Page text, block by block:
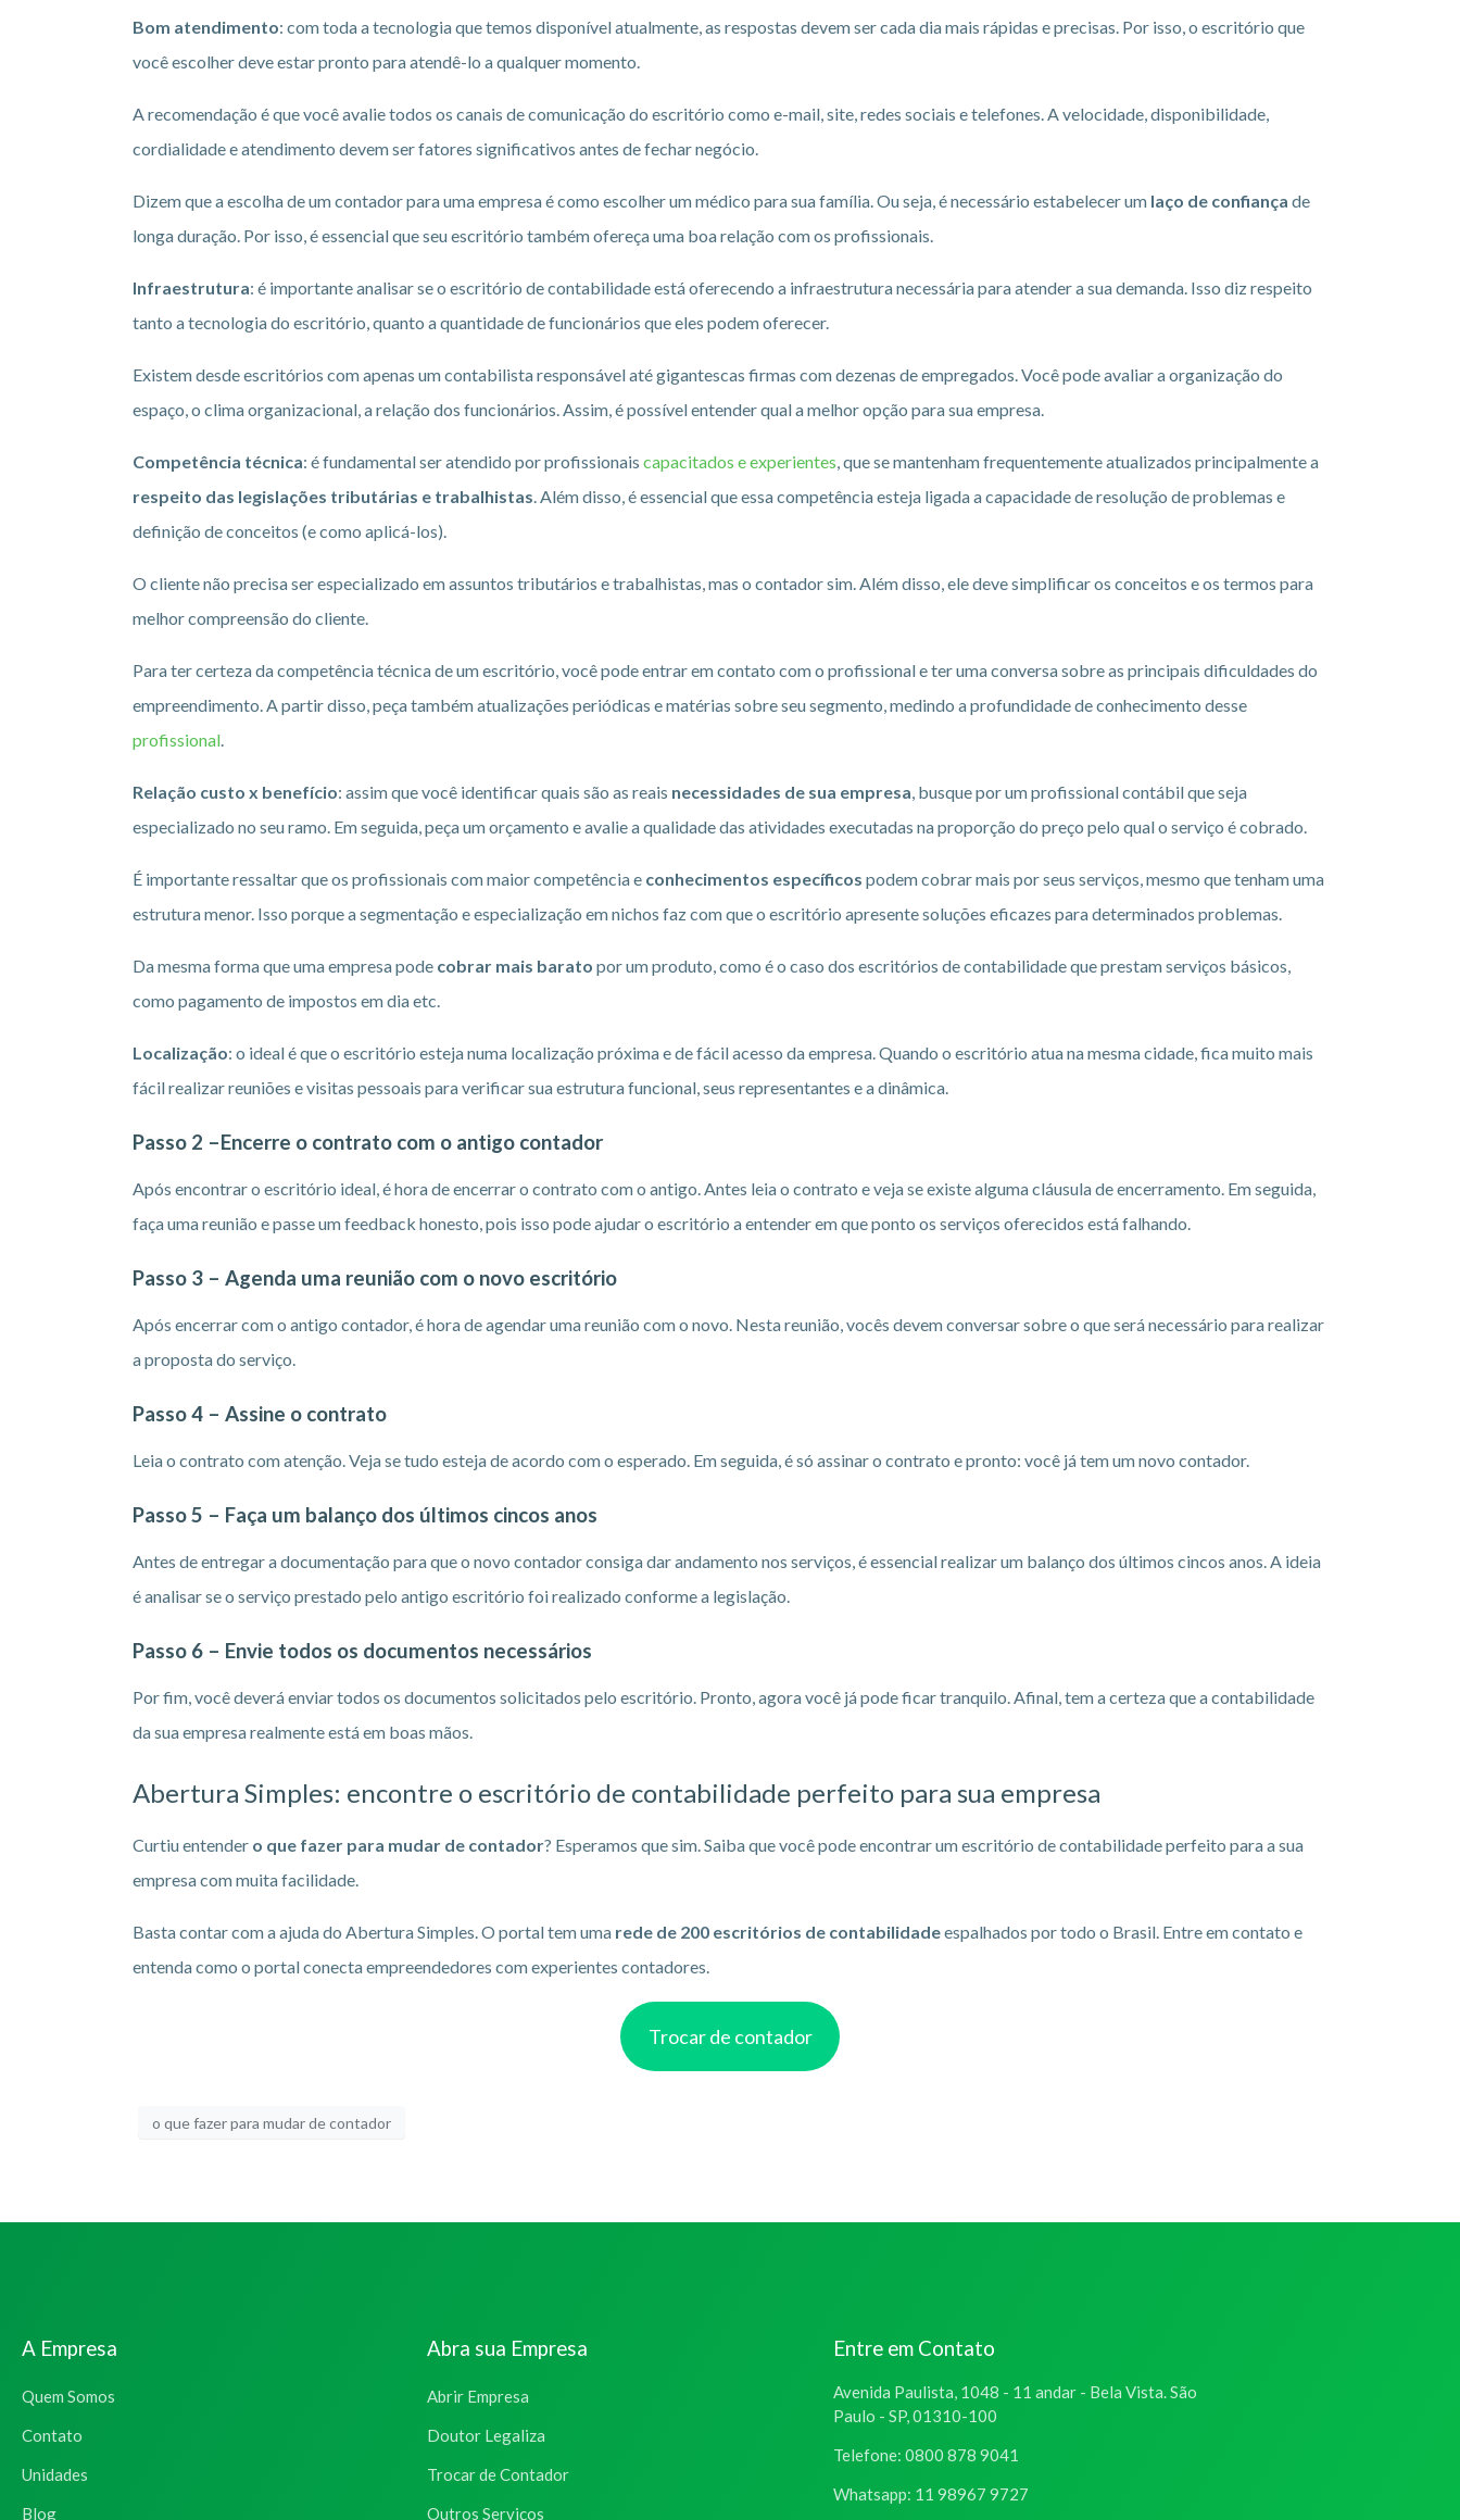
Bom atendimento: com toda a tecnologia que temos disponível atualmente, as respostas devem ser cada dia mais rápidas e precisas. Por isso, o escritório que
você escolher deve estar pronto para atendê-lo a qualquer momento.
A recomendação é que você avalie todos os canais de comunicação do escritório como e-mail, site, redes sociais e telefones. A velocidade, disponibilidade,
cordialidade e atendimento devem ser fatores significativos antes de fechar negócio.
Dizem que a escolha de um contador para uma empresa é como escolher um médico para sua família. Ou seja, é necessário estabelecer um laço de confiança de
longa duração. Por isso, é essencial que seu escritório também ofereça uma boa relação com os profissionais.
Infraestrutura: é importante analisar se o escritório de contabilidade está oferecendo a infraestrutura necessária para atender a sua demanda. Isso diz respeito
tanto a tecnologia do escritório, quanto a quantidade de funcionários que eles podem oferecer.
Existem desde escritórios com apenas um contabilista responsável até gigantescas firmas com dezenas de empregados. Você pode avaliar a organização do
espaço, o clima organizacional, a relação dos funcionários. Assim, é possível entender qual a melhor opção para sua empresa.
Competência técnica: é fundamental ser atendido por profissionais capacitados e experientes, que se mantenham frequentemente atualizados principalmente a
respeito das legislações tributárias e trabalhistas. Além disso, é essencial que essa competência esteja ligada a capacidade de resolução de problemas e
definição de conceitos (e como aplicá-los).
O cliente não precisa ser especializado em assuntos tributários e trabalhistas, mas o contador sim. Além disso, ele deve simplificar os conceitos e os termos para
melhor compreensão do cliente.
Para ter certeza da competência técnica de um escritório, você pode entrar em contato com o profissional e ter uma conversa sobre as principais dificuldades do
empreendimento. A partir disso, peça também atualizações periódicas e matérias sobre seu segmento, medindo a profundidade de conhecimento desse
profissional.
Relação custo x benefício: assim que você identificar quais são as reais necessidades de sua empresa, busque por um profissional contábil que seja
especializado no seu ramo. Em seguida, peça um orçamento e avalie a qualidade das atividades executadas na proporção do preço pelo qual o serviço é cobrado.
É importante ressaltar que os profissionais com maior competência e conhecimentos específicos podem cobrar mais por seus serviços, mesmo que tenham uma
estrutura menor. Isso porque a segmentação e especialização em nichos faz com que o escritório apresente soluções eficazes para determinados problemas.
Da mesma forma que uma empresa pode cobrar mais barato por um produto, como é o caso dos escritórios de contabilidade que prestam serviços básicos,
como pagamento de impostos em dia etc.
Localização: o ideal é que o escritório esteja numa localização próxima e de fácil acesso da empresa. Quando o escritório atua na mesma cidade, fica muito mais
fácil realizar reuniões e visitas pessoais para verificar sua estrutura funcional, seus representantes e a dinâmica.
Passo 2 –Encerre o contrato com o antigo contador
Após encontrar o escritório ideal, é hora de encerrar o contrato com o antigo. Antes leia o contrato e veja se existe alguma cláusula de encerramento. Em seguida,
faça uma reunião e passe um feedback honesto, pois isso pode ajudar o escritório a entender em que ponto os serviços oferecidos está falhando.
Passo 3 – Agenda uma reunião com o novo escritório
Após encerrar com o antigo contador, é hora de agendar uma reunião com o novo. Nesta reunião, vocês devem conversar sobre o que será necessário para realizar
a proposta do serviço.
Passo 4 – Assine o contrato
Leia o contrato com atenção. Veja se tudo esteja de acordo com o esperado. Em seguida, é só assinar o contrato e pronto: você já tem um novo contador.
Passo 5 – Faça um balanço dos últimos cincos anos
Antes de entregar a documentação para que o novo contador consiga dar andamento nos serviços, é essencial realizar um balanço dos últimos cincos anos. A ideia
é analisar se o serviço prestado pelo antigo escritório foi realizado conforme a legislação.
Passo 6 – Envie todos os documentos necessários
Por fim, você deverá enviar todos os documentos solicitados pelo escritório. Pronto, agora você já pode ficar tranquilo. Afinal, tem a certeza que a contabilidade
da sua empresa realmente está em boas mãos.
Abertura Simples: encontre o escritório de contabilidade perfeito para sua empresa
Curtiu entender o que fazer para mudar de contador? Esperamos que sim. Saiba que você pode encontrar um escritório de contabilidade perfeito para a sua
empresa com muita facilidade.
Basta contar com a ajuda do Abertura Simples. O portal tem uma rede de 200 escritórios de contabilidadeespalhados por todo o Brasil. Entre em contato e
entenda como o portal conecta empreendedores com experientes contadores.
Trocar de contador
o que fazer para mudar de contador
A Empresa
Quem Somos
Contato
Unidades
Blog
Abra sua Empresa
Abrir Empresa
Doutor Legaliza
Trocar de Contador
Outros Serviços
Entre em Contato
Avenida Paulista, 1048 - 11 andar - Bela Vista. São
Paulo - SP, 01310-100
Telefone: 0800 878 9041
Whatsapp: 11 98967 9727